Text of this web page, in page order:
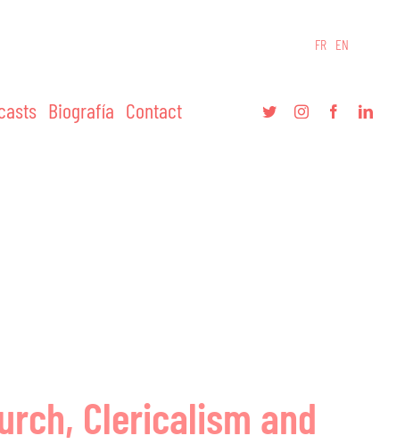
FR EN
Biografía Contact
Clericalism and